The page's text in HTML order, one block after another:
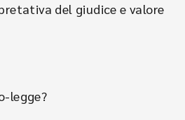
del giudice e valore
legge?